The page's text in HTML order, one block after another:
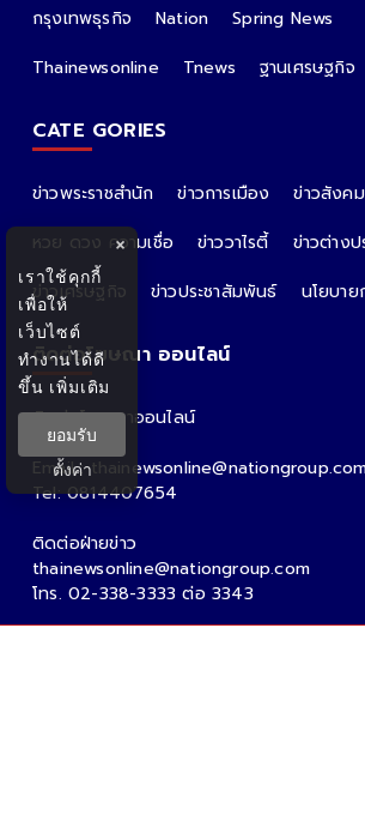
กรุงเทพธุรกิจ
Nation
Spring News
Thainewsonline
Tnews ฐานเศรษฐกิจ
CATE GORIES
ข่าวพระราชสำนัก ข่าวการเมือง ข่าวสังคม
หวย ดวง ความเชื่อ
ข่าววาไรตี้
ข่าวต่างป
ข่าวเศรษฐกิจ
ข่าวประชาสัมพันธ์ นโยบาย
ติดต่อโฆษณา ออนไลน์
ติดต่อโฆษณาออนไลน์
คุณอ้อ
Email :
Tel: 0814407654
ติดต่อฝ่ายข่าว
thainewsonline@nationgroup.com
โทร. 02-338-3333 ต่อ 3343
×
เราใช้คุกกี้
เพื่อให้
เว็บไซต์
ทำงานได้ดี
ขึ้น เพิ่มเติม
ยอมรับ
ตั้งค่า